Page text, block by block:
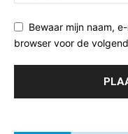
Bewaar mijn naam,
browser voor de